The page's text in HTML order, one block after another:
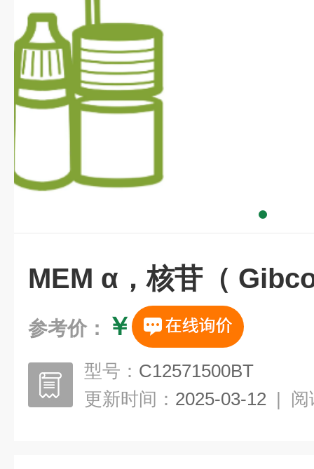
MEM α，核苷（
参考价： ￥
型号： C12571500BT
更新时间： 2025-03-12 | 阅